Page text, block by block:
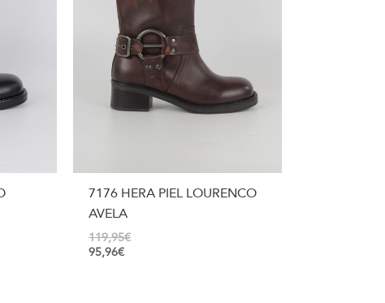
7176 HERA PIEL LOURENCO
AVELA
119,95€
95,96€